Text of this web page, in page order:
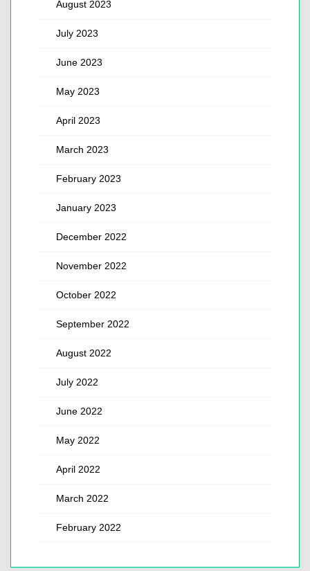
August 2023
July 2023
June 2023
May 2023
April 2023
March 2023
February 2023
January 2023
December 2022
November 2022
October 2022
September 2022
August 2022
July 2022
June 2022
May 2022
April 2022
March 2022
February 2022